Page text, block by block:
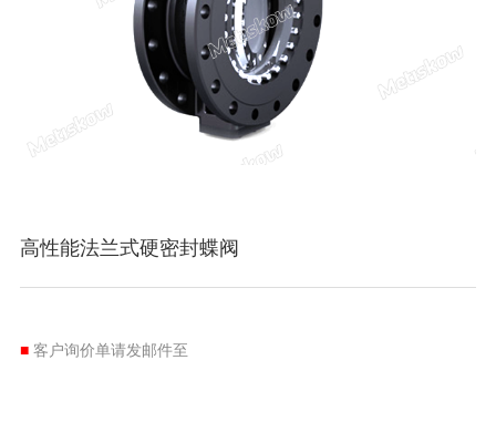
高性能法兰式硬密封蝶阀
■ 客户询价单请发邮件至